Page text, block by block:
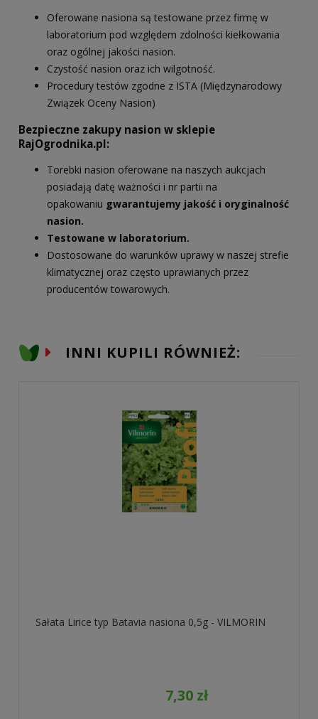
Oferowane nasiona są testowane przez firmę w
laboratorium pod względem zdolności kiełkowania
oraz ogólnej jakości nasion.
Czystość nasion oraz ich wilgotność.
Procedury testów zgodne z ISTA (Międzynarodowy
Związek Oceny Nasion)
Bezpieczne zakupy nasion w sklepie
RajOgrodnika.pl:
Torebki nasion oferowane na naszych aukcjach
posiadają datę ważności i nr partii na
opakowaniu gwarantujemy jakość i oryginalność
nasion.
Testowane w laboratorium.
Dostosowane do warunków uprawy w naszej strefie
klimatycznej oraz często uprawianych przez
producentów towarowych.
INNI KUPILI RÓWNIEŻ:
Sałata Lirice typ Batavia nasiona 0,5g - VILMORIN
7,30 zł